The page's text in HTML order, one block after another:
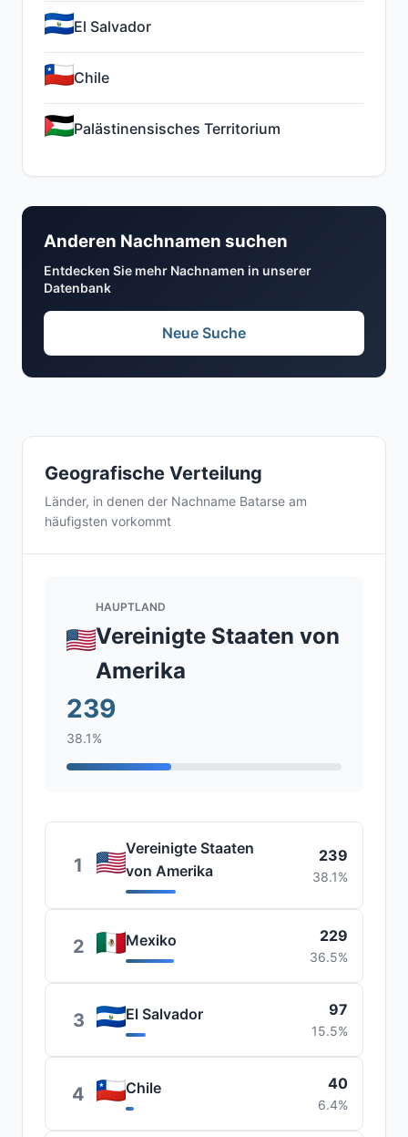
Geografische Verteilung
Länder, in denen der Nachname Batarse am
häufigsten vorkommt
HAUPTLAND
Vereinigte Staaten von
Amerika
239
38.1%
1
Vereinigte Staaten
von Amerika
239
38.1%
2 Mexiko 229
36.5%
3 El Salvador 97
15.5%
4 Chile 40
6.4%
El Salvador
Chile
Palästinensisches Territorium
Anderen Nachnamen suchen
Entdecken Sie mehr Nachnamen in unserer
Datenbank
Neue Suche